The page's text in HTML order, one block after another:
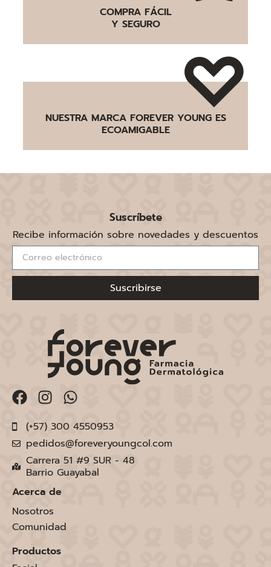
COMPRA FÁCIL
Y SEGURO
NUESTRA MARCA FOREVER YOUNG ES
ECOAMIGABLE
Suscríbete
Recibe información sobre novedades y descuentos
Suscribirse
(+57) 300 4550953
pedidos@foreveryoungcol.com
Carrera 51 #9 SUR - 48
Barrio Guayabal
Acerca de
Nosotros
Comunidad
Productos